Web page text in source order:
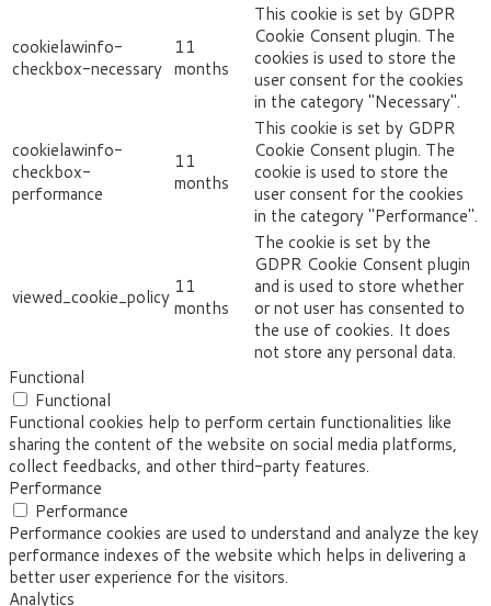
cookielawinfo-
checkbox-necessary
11
months
This cookie is set by GDPR
Cookie Consent plugin. The
cookies is used to store the
user consent for the cookies
in the category "Necessary".
cookielawinfo-
checkbox-
performance
11
months
This cookie is set by GDPR
Cookie Consent plugin. The
cookie is used to store the
user consent for the cookies
in the category "Performance".
viewed_cookie_policy 11
months
The cookie is set by the
GDPR Cookie Consent plugin
and is used to store whether
or not user has consented to
the use of cookies. It does
not store any personal data.
Functional
Functional
Functional cookies help to perform certain functionalities like
sharing the content of the website on social media platforms,
collect feedbacks, and other third-party features.
Performance
Performance
Performance cookies are used to understand and analyze the key
performance indexes of the website which helps in delivering a
better user experience for the visitors.
Analytics